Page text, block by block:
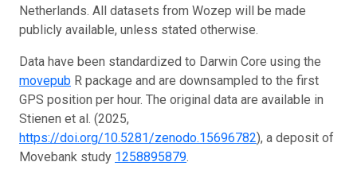
Netherlands. All datasets from Wozep will be made
publicly available, unless stated otherwise.
Data have been standardized to Darwin Core using the
movepub R package and are downsampled to the first
GPS position per hour. The original data are available in
Stienen et al. (2025,
https://doi.org/10.5281/zenodo.15696782), a deposit of
Movebank study 1258895879.